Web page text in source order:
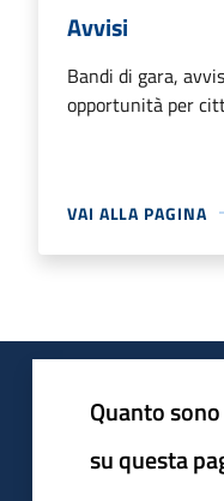
Avvisi
Bandi di gara,
opportunità per
VAI ALLA PAGINA
Quanto
su questa